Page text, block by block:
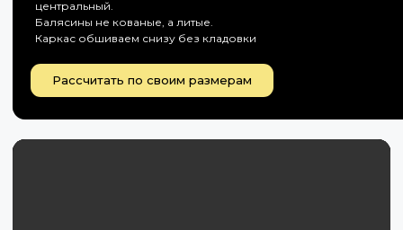
центральный.
Балясины не кованые, а литые.
Каркас обшиваем снизу без кладовки
Рассчитать по своим размерам